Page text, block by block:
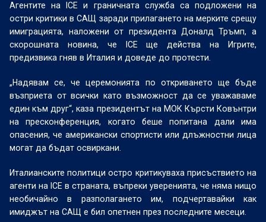
Агентите на ICE и граничната служба са подложени на
остри критики в САЩ заради прилагането на мерките срещу
имиграцията, наложени от президента Доналд Тръмп, а
скорошната новина, че ICE ще действа на Игрите,
предизвика гняв в Италия и доведе до протести.
„Надявам се, че церемонията по откриването ще бъде
възприета от всички като възможност да се уважаваме
един към друг“, каза президентът на МОК Кърсти Ковънтри
на пресконференция, когато беше попитана дали има
опасения, че американски спортисти или длъжностни лица
могат да бъдат освиркани.
Италианските политици остро критикуваха присъствието на
агенти на ICE в страната, въпреки уверенията, че няма нищо
необичайно в разполагането им, подчертавайки как
имиджът на САЩ е бил опетнен през последните месеци.